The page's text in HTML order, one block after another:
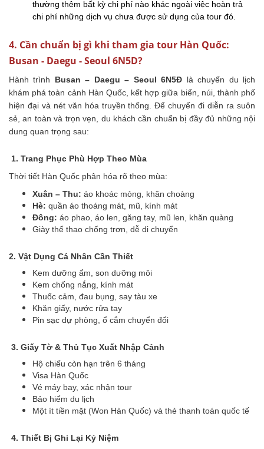
thường thêm bất kỳ chi phí nào khác ngoài việc hoàn trả
chi phí những dịch vụ chưa được sử dụng của tour đó.
4. Cần chuẩn bị gì khi tham gia tour Hàn Quốc:
Busan - Daegu - Seoul 6N5D?
Hành trình Busan – Daegu – Seoul 6N5Đ là chuyến du lịch
khám phá toàn cảnh Hàn Quốc, kết hợp giữa biển, núi, thành phố
hiện đại và nét văn hóa truyền thống. Để chuyến đi diễn ra suôn
sẻ, an toàn và trọn vẹn, du khách cần chuẩn bị đầy đủ những nội
dung quan trọng sau:
1. Trang Phục Phù Hợp Theo Mùa
Thời tiết Hàn Quốc phân hóa rõ theo mùa:
Xuân – Thu: áo khoác mỏng, khăn choàng
Hè: quần áo thoáng mát, mũ, kính mát
Đông: áo phao, áo len, găng tay, mũ len, khăn quàng
Giày thể thao chống trơn, dễ di chuyển
2. Vật Dụng Cá Nhân Cần Thiết
Kem dưỡng ẩm, son dưỡng môi
Kem chống nắng, kính mát
Thuốc cảm, đau bụng, say tàu xe
Khăn giấy, nước rửa tay
Pin sạc dự phòng, ổ cắm chuyển đổi
3. Giấy Tờ & Thủ Tục Xuất Nhập Cảnh
Hộ chiếu còn hạn trên 6 tháng
Visa Hàn Quốc
Vé máy bay, xác nhận tour
Bảo hiểm du lịch
Một ít tiền mặt (Won Hàn Quốc) và thẻ thanh toán quốc tế
4. Thiết Bị Ghi Lại Kỷ Niệm